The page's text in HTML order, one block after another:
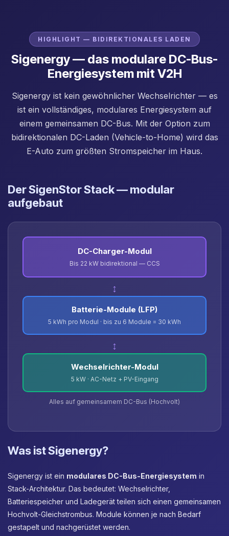
HIGHLIGHT — BIDIREKTIONALES LADEN
Sigenergy — das modulare DC-Bus-
Energiesystem mit V2H
Sigenergy ist kein gewöhnlicher Wechselrichter — es
ist ein vollständiges, modulares Energiesystem auf
einem gemeinsamen DC-Bus. Mit der Option zum
bidirektionalen DC-Laden (Vehicle-to-Home) wird das
E-Auto zum größten Stromspeicher im Haus.
Der SigenStor Stack — modular
aufgebaut
DC-Charger-Modul
Bis 22 kW bidirektional — CCS
↕
Batterie-Module (LFP)
5 kWh pro Modul · bis zu 6 Module = 30 kWh
↕
Wechselrichter-Modul
5 kW · AC-Netz + PV-Eingang
Alles auf gemeinsamem DC-Bus (Hochvolt)
Was ist Sigenergy?
Sigenergy ist ein modulares DC-Bus-Energiesystem in
Stack-Architektur. Das bedeutet: Wechselrichter,
Batteriespeicher und Ladegerät teilen sich einen gemeinsamen
Hochvolt-Gleichstrombus. Module können je nach Bedarf
gestapelt und nachgerüstet werden.